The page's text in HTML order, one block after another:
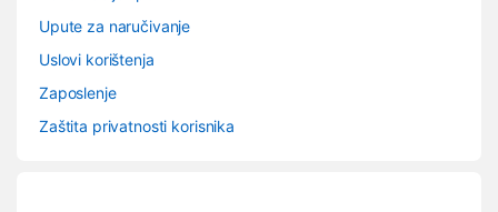
Upute za naručivanje
Uslovi korištenja
Zaposlenje
Zaštita privatnosti korisnika